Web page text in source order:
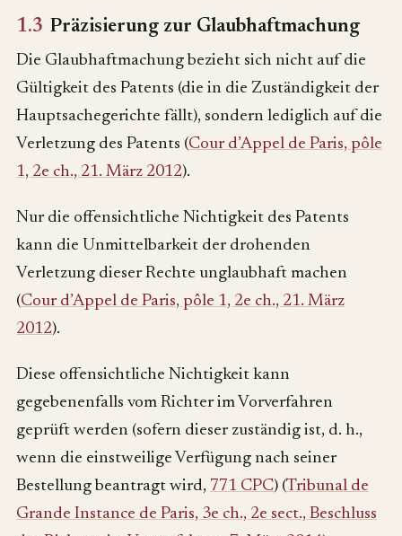
1.3 Präzisierung zur Glaubhaftmachung
Die Glaubhaftmachung bezieht sich nicht auf die
Gültigkeit des Patents (die in die Zuständigkeit der
Hauptsachegerichte fällt), sondern lediglich auf die
Verletzung des Patents (Cour d’Appel de Paris, pôle
1, 2e ch., 21. März 2012).
Nur die offensichtliche Nichtigkeit des Patents
kann die Unmittelbarkeit der drohenden
Verletzung dieser Rechte unglaubhaft machen
(Cour d’Appel de Paris, pôle 1, 2e ch., 21. März
2012).
Diese offensichtliche Nichtigkeit kann
gegebenenfalls vom Richter im Vorverfahren
geprüft werden (sofern dieser zuständig ist, d. h.,
wenn die einstweilige Verfügung nach seiner
Bestellung beantragt wird, 771 CPC) (Tribunal de
Grande Instance de Paris, 3e ch., 2e sect., Beschluss